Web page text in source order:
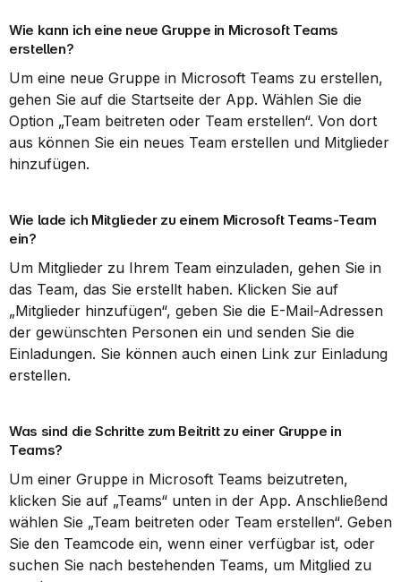
Wie kann ich eine neue Gruppe in Microsoft Teams
erstellen?
Um eine neue Gruppe in Microsoft Teams zu erstellen,
gehen Sie auf die Startseite der App. Wählen Sie die
Option „Team beitreten oder Team erstellen“. Von dort
aus können Sie ein neues Team erstellen und Mitglieder
hinzufügen.
Wie lade ich Mitglieder zu einem Microsoft Teams-Team
ein?
Um Mitglieder zu Ihrem Team einzuladen, gehen Sie in
das Team, das Sie erstellt haben. Klicken Sie auf
„Mitglieder hinzufügen“, geben Sie die E-Mail-Adressen
der gewünschten Personen ein und senden Sie die
Einladungen. Sie können auch einen Link zur Einladung
erstellen.
Was sind die Schritte zum Beitritt zu einer Gruppe in
Teams?
Um einer Gruppe in Microsoft Teams beizutreten,
klicken Sie auf „Teams“ unten in der App. Anschließend
wählen Sie „Team beitreten oder Team erstellen“. Geben
Sie den Teamcode ein, wenn einer verfügbar ist, oder
suchen Sie nach bestehenden Teams, um Mitglied zu